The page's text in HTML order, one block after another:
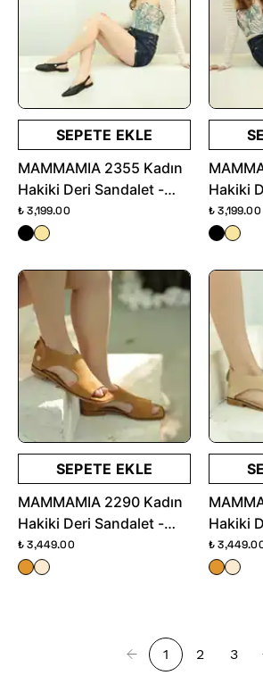
SEPETE EKLE
MAMMAMIA 2355 Kadın
Hakiki Deri Sandalet -
Siyah
₺ 3,199.00
Hakiki
Rose
₺ 3,199.00
SEPETE EKLE
MAMMAMIA 2290 Kadın
Hakiki Deri Sandalet -
Taba Süet
₺ 3,449.00
Hakiki
Kum
₺
1 2 3